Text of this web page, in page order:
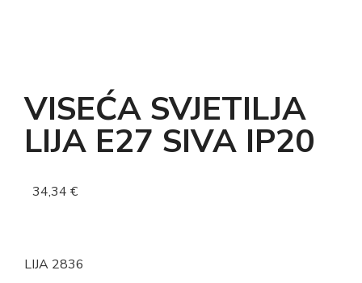
VISEĆA SVJETILJA
LIJA E27 SIVA IP20
34,34 €
LIJA 2836